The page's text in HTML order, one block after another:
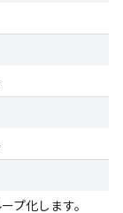
プ化します。